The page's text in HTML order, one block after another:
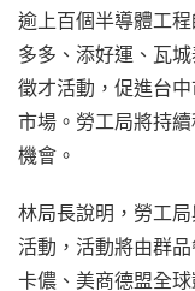
逾上百個半導體工
多多、添好運、瓦
徵才活動，促進台
市場。勞工局將持
機會。
林局長說明，勞工
活動，活動將由群
卡儂、美商德盟全